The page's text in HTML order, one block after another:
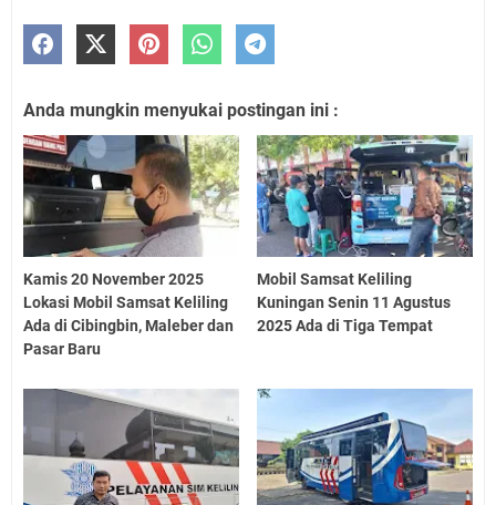
Anda mungkin menyukai postingan ini :
Kamis 20 November 2025
Lokasi Mobil Samsat Keliling
Ada di Cibingbin, Maleber dan
Pasar Baru
Mobil Samsat Keliling
Kuningan Senin 11 Agustus
2025 Ada di Tiga Tempat